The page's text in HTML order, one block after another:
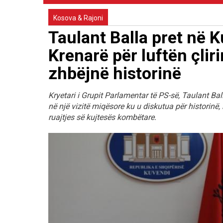
Kosova & Rajoni
Taulant Balla pret në
Krenarë për luftën
zhbëjnë historinë
Kryetari i Grupit Parlamentar të PS-së, Taulant
në një vizitë miqësore ku u diskutua për
ruajtjes së kujtesës kombëtare.